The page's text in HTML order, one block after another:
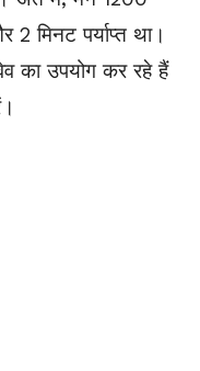
2 मिनट पर्याप्त था।
का उपयोग कर रहे हैं